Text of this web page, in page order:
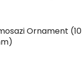
Ornament (10